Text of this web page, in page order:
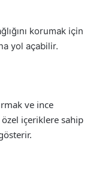
korumak için
yol açabilir.
ve ince
içeriklere sahip